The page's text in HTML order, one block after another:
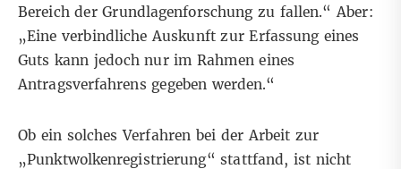
Bereich der Grundlagenforschung zu fallen.“ Aber:
„Eine verbindliche Auskunft zur Erfassung eines
Guts kann jedoch nur im Rahmen eines
Antragsverfahrens gegeben werden.“
Ob ein solches Verfahren bei der Arbeit zur
„Punktwolkenregistrierung“ stattfand, ist nicht